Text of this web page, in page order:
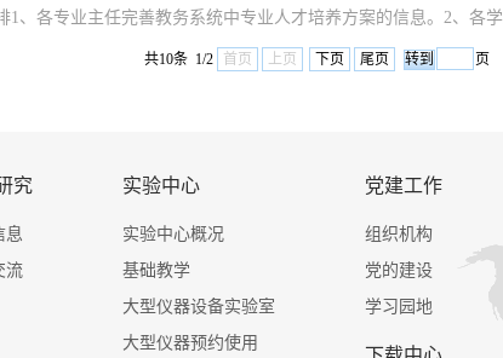
1、各专业主任完善教务系统中专业人才培养方案的信息。2、各
共10条 1/2 首页 上页 下页 尾页 页
究
息
流
实验中心
实验中心概况
基础教学
大型仪器设备实验室
大型仪器预约使用
党建工作
组织机构
党的建设
学习园地